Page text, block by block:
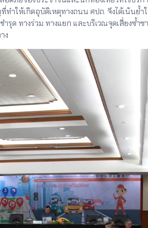
ให้เกิดอุบัติเหตุทางถนน ศปถ. จึงได้เน้นย้ำ
ทางร่วม ทางแยก และบริเวณจุดเสี่ยงซ้ำ
ง